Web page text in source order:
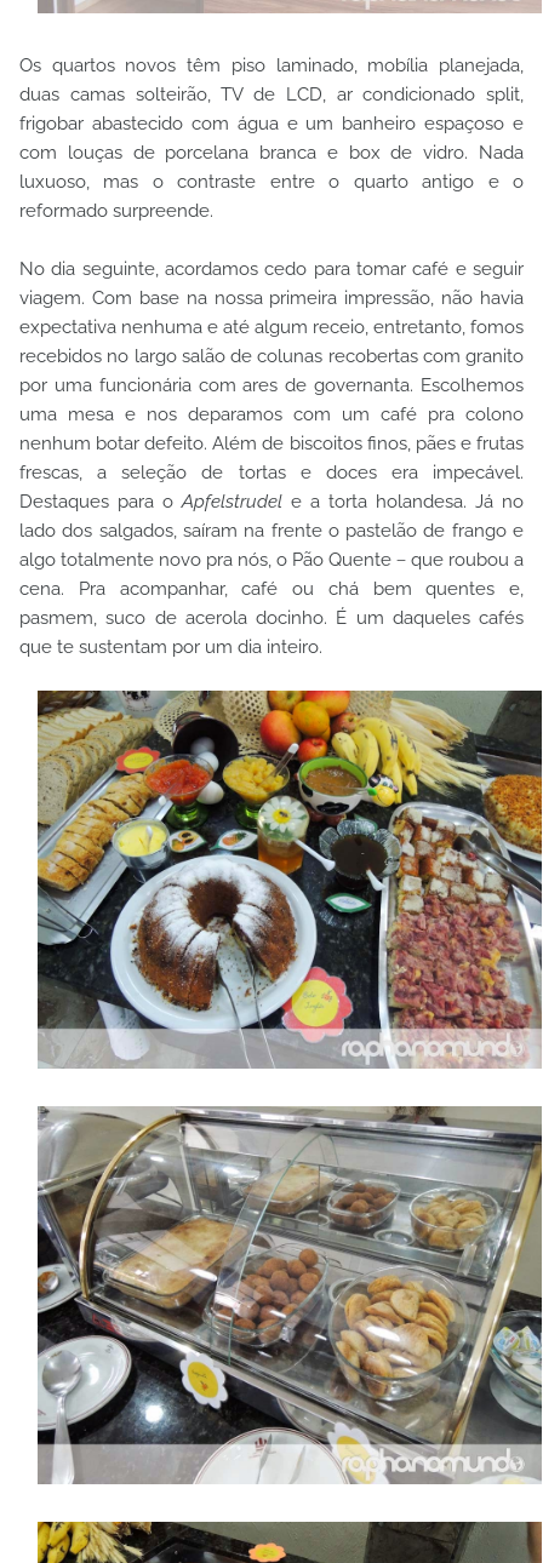
Os quartos novos têm piso laminado, mobília planejada,
duas camas solteirão, TV de LCD, ar condicionado split,
frigobar abastecido com água e um banheiro espaçoso e
com louças de porcelana branca e box de vidro. Nada
luxuoso, mas o contraste entre o quarto antigo e o
reformado surpreende.
No dia seguinte, acordamos cedo para tomar café e seguir
viagem. Com base na nossa primeira impressão, não havia
expectativa nenhuma e até algum receio, entretanto, fomos
recebidos no largo salão de colunas recobertas com granito
por uma funcionária com ares de governanta. Escolhemos
uma mesa e nos deparamos com um café pra colono
nenhum botar defeito. Além de biscoitos finos, pães e frutas
frescas, a seleção de tortas e doces era impecável.
Destaques para o Apfelstrudel e a torta holandesa. Já no
lado dos salgados, saíram na frente o pastelão de frango e
algo totalmente novo pra nós, o Pão Quente – que roubou a
cena. Pra acompanhar, café ou chá bem quentes e,
pasmem, suco de acerola docinho. É um daqueles cafés
que te sustentam por um dia inteiro.